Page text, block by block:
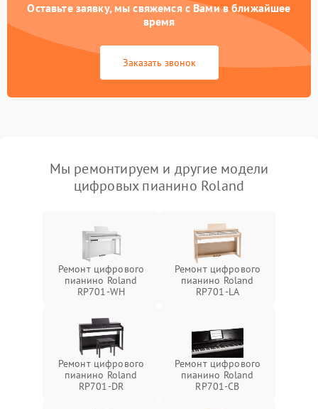
Оставьте заявку, мы свяжемся с Вами в ближайшее
время
Заказать звонок
Мы ремонтируем и другие модели
цифровых пианино Roland
Ремонт цифрового
пианино Roland
RP701-WH
Ремонт цифрового
пианино Roland
RP701-LA
Ремонт цифрового
пианино Roland
RP701-DR
Ремонт цифрового
пианино Roland
RP701-CB